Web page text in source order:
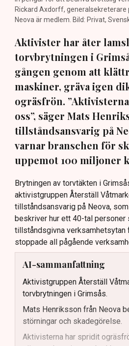
Rickard Axdorff, generalsekreterare
Neova är medlem. Bild: Privat,
Aktivister har åter
torvbrytningen i
gången genom att
maskiner, gräva igen
ogräsfrön.
oss”, säger Mats
tillståndsansvarig på
varnar branschen för
uppemot 100 miljoner
Brytningen av torvtäkten i
aktivistgruppen Återställ
tillståndsansvarig på Neova,
beskriver hur ett 40-tal personer
tillståndsgivna verksamhetsytan
stoppade all pågående
AI-sammanfattning
Aktivistgruppen Återställ
torvbrytningen i Grimsås.
Mats Henriksson från Neova
störningar och skadegörelse.
Aktivisterna har spridit